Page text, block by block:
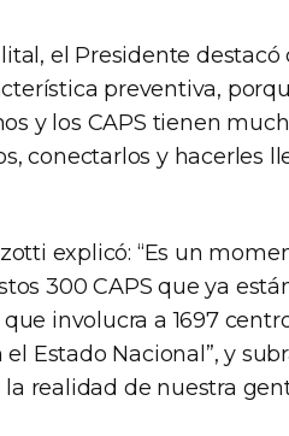
el Presidente destacó
preventiva,
y los CAPS tienen
conectarlos y hacerles
explicó: “Es un
300 CAPS que ya
involucra a 1697
Estado Nacional”, y
realidad de nuestra